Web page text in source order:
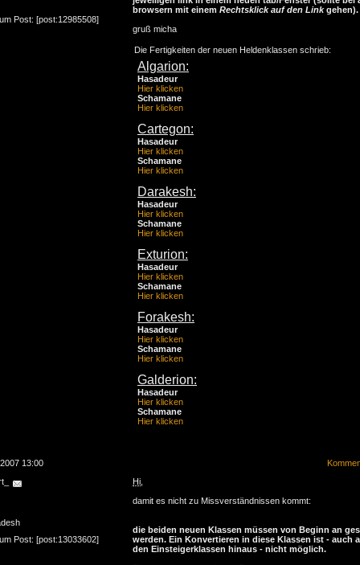
Post: [post:12985508]
browsern mit einem Rechtsklick auf den Linkgehen).
gruß micha
Die Fertigkeiten der neuen Heldenklassen schrieb:
Algarion:
Hasadeur
Hier klicken
Schamane
Hier klicken
Cartegon:
Hasadeur
Hier klicken
Schamane
Hier klicken
Darakesh:
Hasadeur
Hier klicken
Schamane
Hier klicken
Exturion:
Hasadeur
Hier klicken
Schamane
Hier klicken
Forakesh:
Hasadeur
Hier klicken
Schamane
Hier klicken
Galderion:
Hasadeur
Hier klicken
Schamane
Hier klicken
13:00
Post: [post:13033602]
Hi
damit es nicht zu Missverständnissen kommt:
die beiden neuen Klassen müssen von Beginn an
werden. Ein Konvertieren in diese Klassen ist - auch
den Einsteigerklassen hinaus - nicht möglich.